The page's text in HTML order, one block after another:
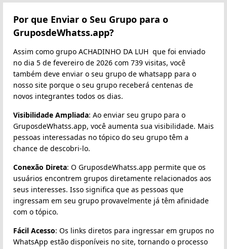
Por que Enviar o Seu Grupo para o
GruposdeWhatss.app?
Assim como grupo ACHADINHO DA LUH ️ que foi enviado
no dia 5 de fevereiro de 2026 com 739 visitas, você
também deve enviar o seu grupo de whatsapp para o
nosso site porque o seu grupo receberá centenas de
novos integrantes todos os dias.
Visibilidade Ampliada: Ao enviar seu grupo para o
GruposdeWhatss.app, você aumenta sua visibilidade. Mais
pessoas interessadas no tópico do seu grupo têm a
chance de descobri-lo.
Conexão Direta: O GruposdeWhatss.app permite que os
usuários encontrem grupos diretamente relacionados aos
seus interesses. Isso significa que as pessoas que
ingressam em seu grupo provavelmente já têm afinidade
com o tópico.
Fácil Acesso: Os links diretos para ingressar em grupos no
WhatsApp estão disponíveis no site, tornando o processo